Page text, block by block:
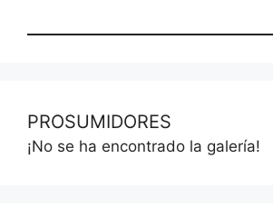
PROSUMIDORES
¡No se ha encontrado la galería!